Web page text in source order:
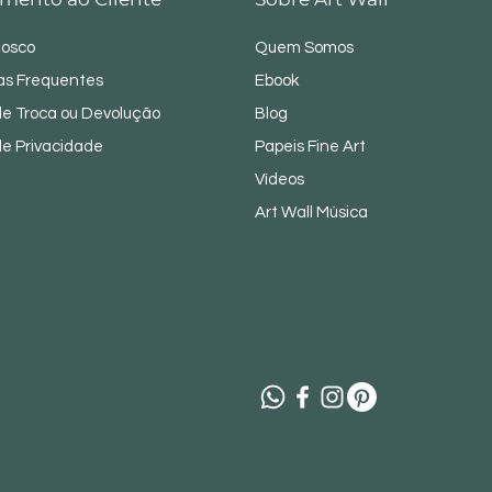
Frequentes
Troca ou Devolução
Privacidade
Quem Somos
Ebook
Blog
Papeis Fine Art
Vídeos
Art Wall Música